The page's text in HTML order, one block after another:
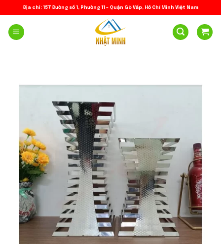
to
content
Địa chỉ: 157 Đường số 1, Phường 11 – Quận Gò Vấp, Hồ Chí Minh Việt Nam